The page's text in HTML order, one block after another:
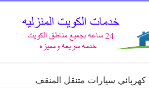
كهربائي سيارات متنقل المنقف